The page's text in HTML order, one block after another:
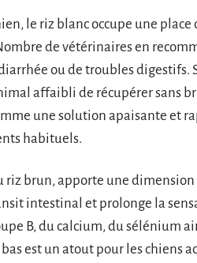
le riz blanc occupe une
de vétérinaires en
ou de troubles
affaibli de récupérer sans
une solution apaisante et
habituels.
riz brun, apporte une
intestinal et prolonge la
B, du calcium, du sélénium
est un atout pour les chiens